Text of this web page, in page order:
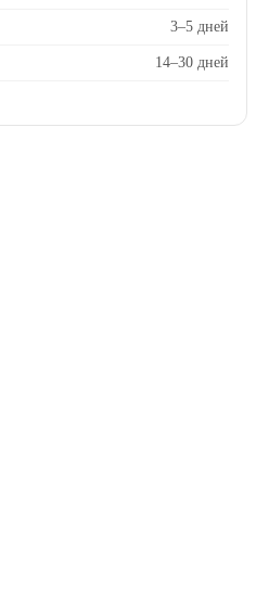
3–5 дней
14–30 дней